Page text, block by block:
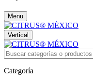
Menu
Vertical
Categoría